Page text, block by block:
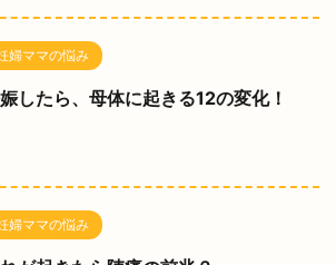
婦ママの悩み
したら、母体に起きる12の変化！
婦ママの悩み